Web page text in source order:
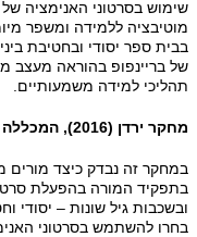
שימוש בסרטוני האנימציה
מוטיבציה ללמידה ומשפר
בבית ספר יסודי ובחטיבת
של בריינפופ בהוראה מעצב
תהליכי למידה משמעותיים.
מחקר ירדן (2016), המכללה האקדמית לחינוך, אורנים
במחקר זה נבדק כיצד מורים
בתפקיד המורה בהפעלת
ובשכבות גיל שונות –
בחרו להשתמש בסרטוני